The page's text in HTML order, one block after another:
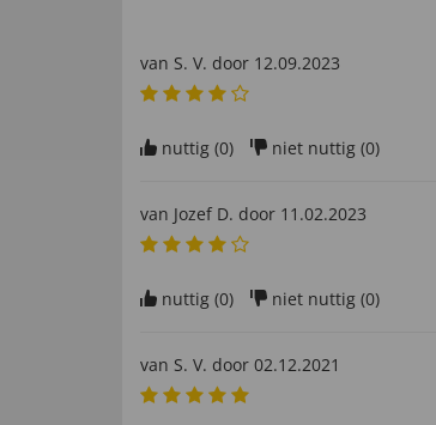
van S. V. door 12.09.2023
nuttig (0) niet nuttig (0)
van Jozef D. door 11.02.2023
nuttig (0) niet nuttig (0)
van S. V. door 02.12.2021